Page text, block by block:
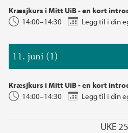
Kræsjkurs i Mitt UiB - en kort
14:00–14:30
Legg til i din
11. juni (1)
Kræsjkurs i Mitt UiB - en kort
14:00–14:30
Legg til i din
UKE 25